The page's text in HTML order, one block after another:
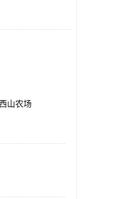
山农场